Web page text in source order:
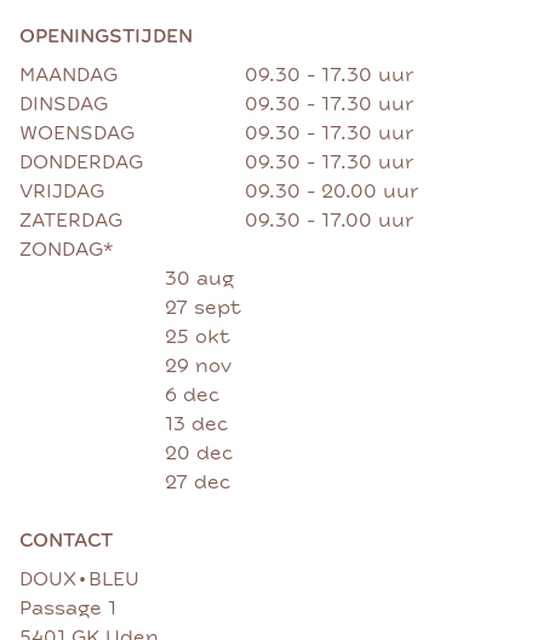
OPENINGSTIJDEN
MAANDAG
09.30 - 17.30 uur
DINSDAG
09.30 - 17.30 uur
WOENSDAG
09.30 - 17.30 uur
DONDERDAG
09.30 - 17.30 uur
VRIJDAG
09.30 - 20.00 uur
ZATERDAG
09.30 - 17.00 uur
ZONDAG*
30 aug
27 sept
25 okt
29 nov
6 dec
13 dec
20 dec
27 dec
CONTACT
DOUX • BLEU
Passage 1